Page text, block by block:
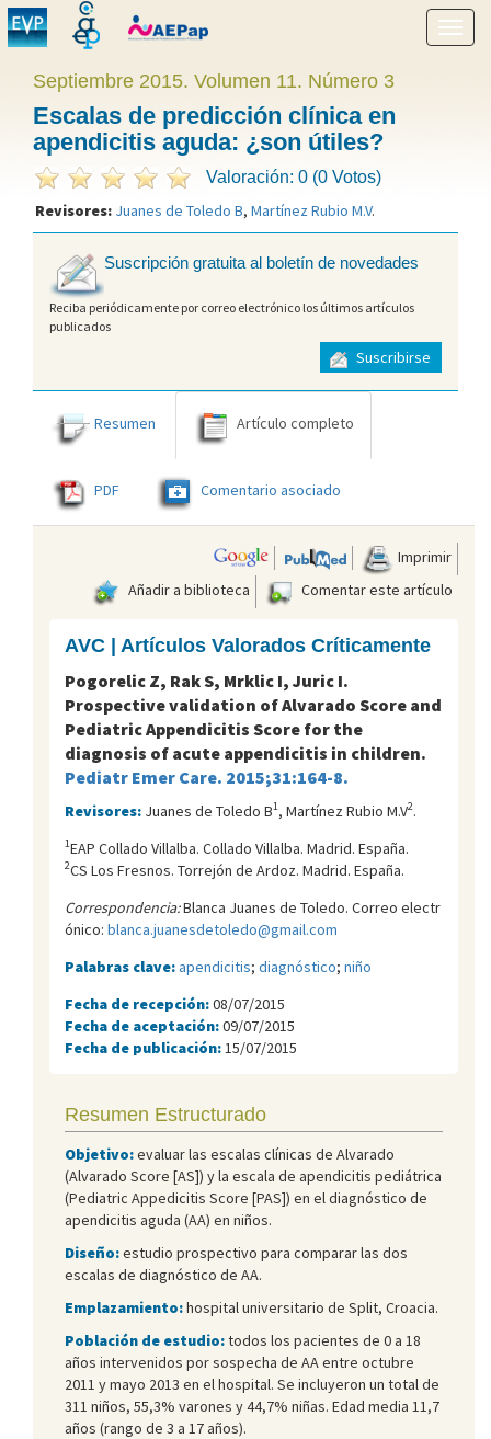
menú
Septiembre 2015. Volumen 11. Número 3
Escalas de predicción clínica en
apendicitis aguda: ¿son útiles?
Valoración: 0 (0 Votos)
Revisores: Juanes de Toledo B, Martínez Rubio M.V.
Suscripción gratuita al boletín de novedades
Reciba periódicamente por correo electrónico los últimos artículos
publicados
Suscribirse
Resumen Artículo completo
PDF Comentario asociado
Imprimir
Añadir a biblioteca
Comentar este artículo
AVC | Artículos Valorados Críticamente
Pogorelic Z, Rak S, Mrklic I, Juric I.
Prospective validation of Alvarado Score and
Pediatric Appendicitis Score for the
diagnosis of acute appendicitis in children.
Pediatr Emer Care. 2015;31:164-8.
Revisores: Juanes de Toledo B1, Martínez Rubio M.V2.
1EAP Collado Villalba. Collado Villalba. Madrid. España.
2CS Los Fresnos. Torrejón de Ardoz. Madrid. España.
Correspondencia:Blanca Juanes de Toledo. Correo electr
ónico: blanca.juanesdetoledo@gmail.com
Palabras clave:apendicitis; diagnóstico; niño
Fecha de recepción:08/07/2015
Fecha de aceptación:09/07/2015
Fecha de publicación: 15/07/2015
Resumen Estructurado
Objetivo:evaluar las escalas clínicas de Alvarado
(Alvarado Score [AS]) y la escala de apendicitis pediátrica
(Pediatric Appedicitis Score [PAS]) en el diagnóstico de
apendicitis aguda (AA) en niños.
Diseño:estudio prospectivo para comparar las dos
escalas de diagnóstico de AA.
Emplazamiento:hospital universitario de Split, Croacia.
Población de estudio:todos los pacientes de 0 a 18
años intervenidos por sospecha de AA entre octubre
2011 y mayo 2013 en el hospital. Se incluyeron un total de
311 niños, 55,3% varones y 44,7% niñas. Edad media 11,7
años (rango de 3 a 17 años).